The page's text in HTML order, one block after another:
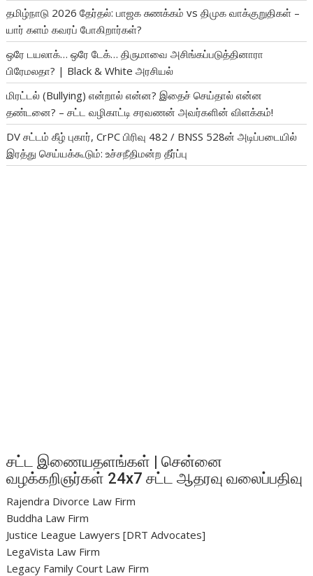
தமிழ்நாடு 2026 தேர்தல்: பாஜக சுணக்கம் vs திமுக வாக்குறுதிகள் –
யார் களம் கவரப் போகிறார்கள்?
ஒரே டயலாக்… ஒரே டேக்… திருமாவை அசிங்கப்படுத்தினாரா
பிரேமலதா? | Black & White அரசியல்
மிரட்டல் (Bullying) என்றால் என்ன? இதைச் செய்தால் என்ன
தண்டனை? – சட்ட வழிகாட்டி சரவணன் அவர்களின் விளக்கம்!
DV சட்டம் கீழ் புகார், CrPC பிரிவு 482 / BNSS 528ன் அடிப்படையில்
இரத்து செய்யக்கூடும்: உச்சநீதிமன்ற தீர்ப்பு
சட்ட இணையதளங்கள் | சென்னை
வழக்கறிஞர்கள் 24x7 சட்ட ஆதரவு வலைப்பதிவு
Rajendra Divorce Law Firm
Buddha Law Firm
Justice League Lawyers [DRT Advocates]
LegaVista Law Firm
Legacy Family Court Law Firm